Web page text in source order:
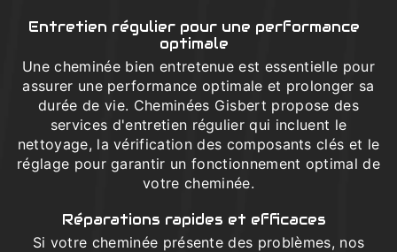
Entretien régulier pour une performance
optimale
Une cheminée bien entretenue est essentielle pour
assurer une performance optimale et prolonger sa
durée de vie. Cheminées Gisbert propose des
services d'entretien régulier qui incluent le
nettoyage, la vérification des composants clés et le
réglage pour garantir un fonctionnement optimal de
votre cheminée.
Réparations rapides et efficaces
Si votre cheminée présente des problèmes, nos